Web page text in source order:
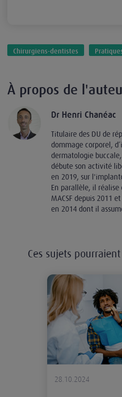
Chirurgiens-dentistes
À propos de
Dr Henri Chanéac
Titulaire des DU de
dommage corporel,
dermatologie
débute son activité
en 2019, sur
En parallèle, il réalise
MACSF depuis 2011
en 2014 dont il
Ces sujets
Le
28.10.2024